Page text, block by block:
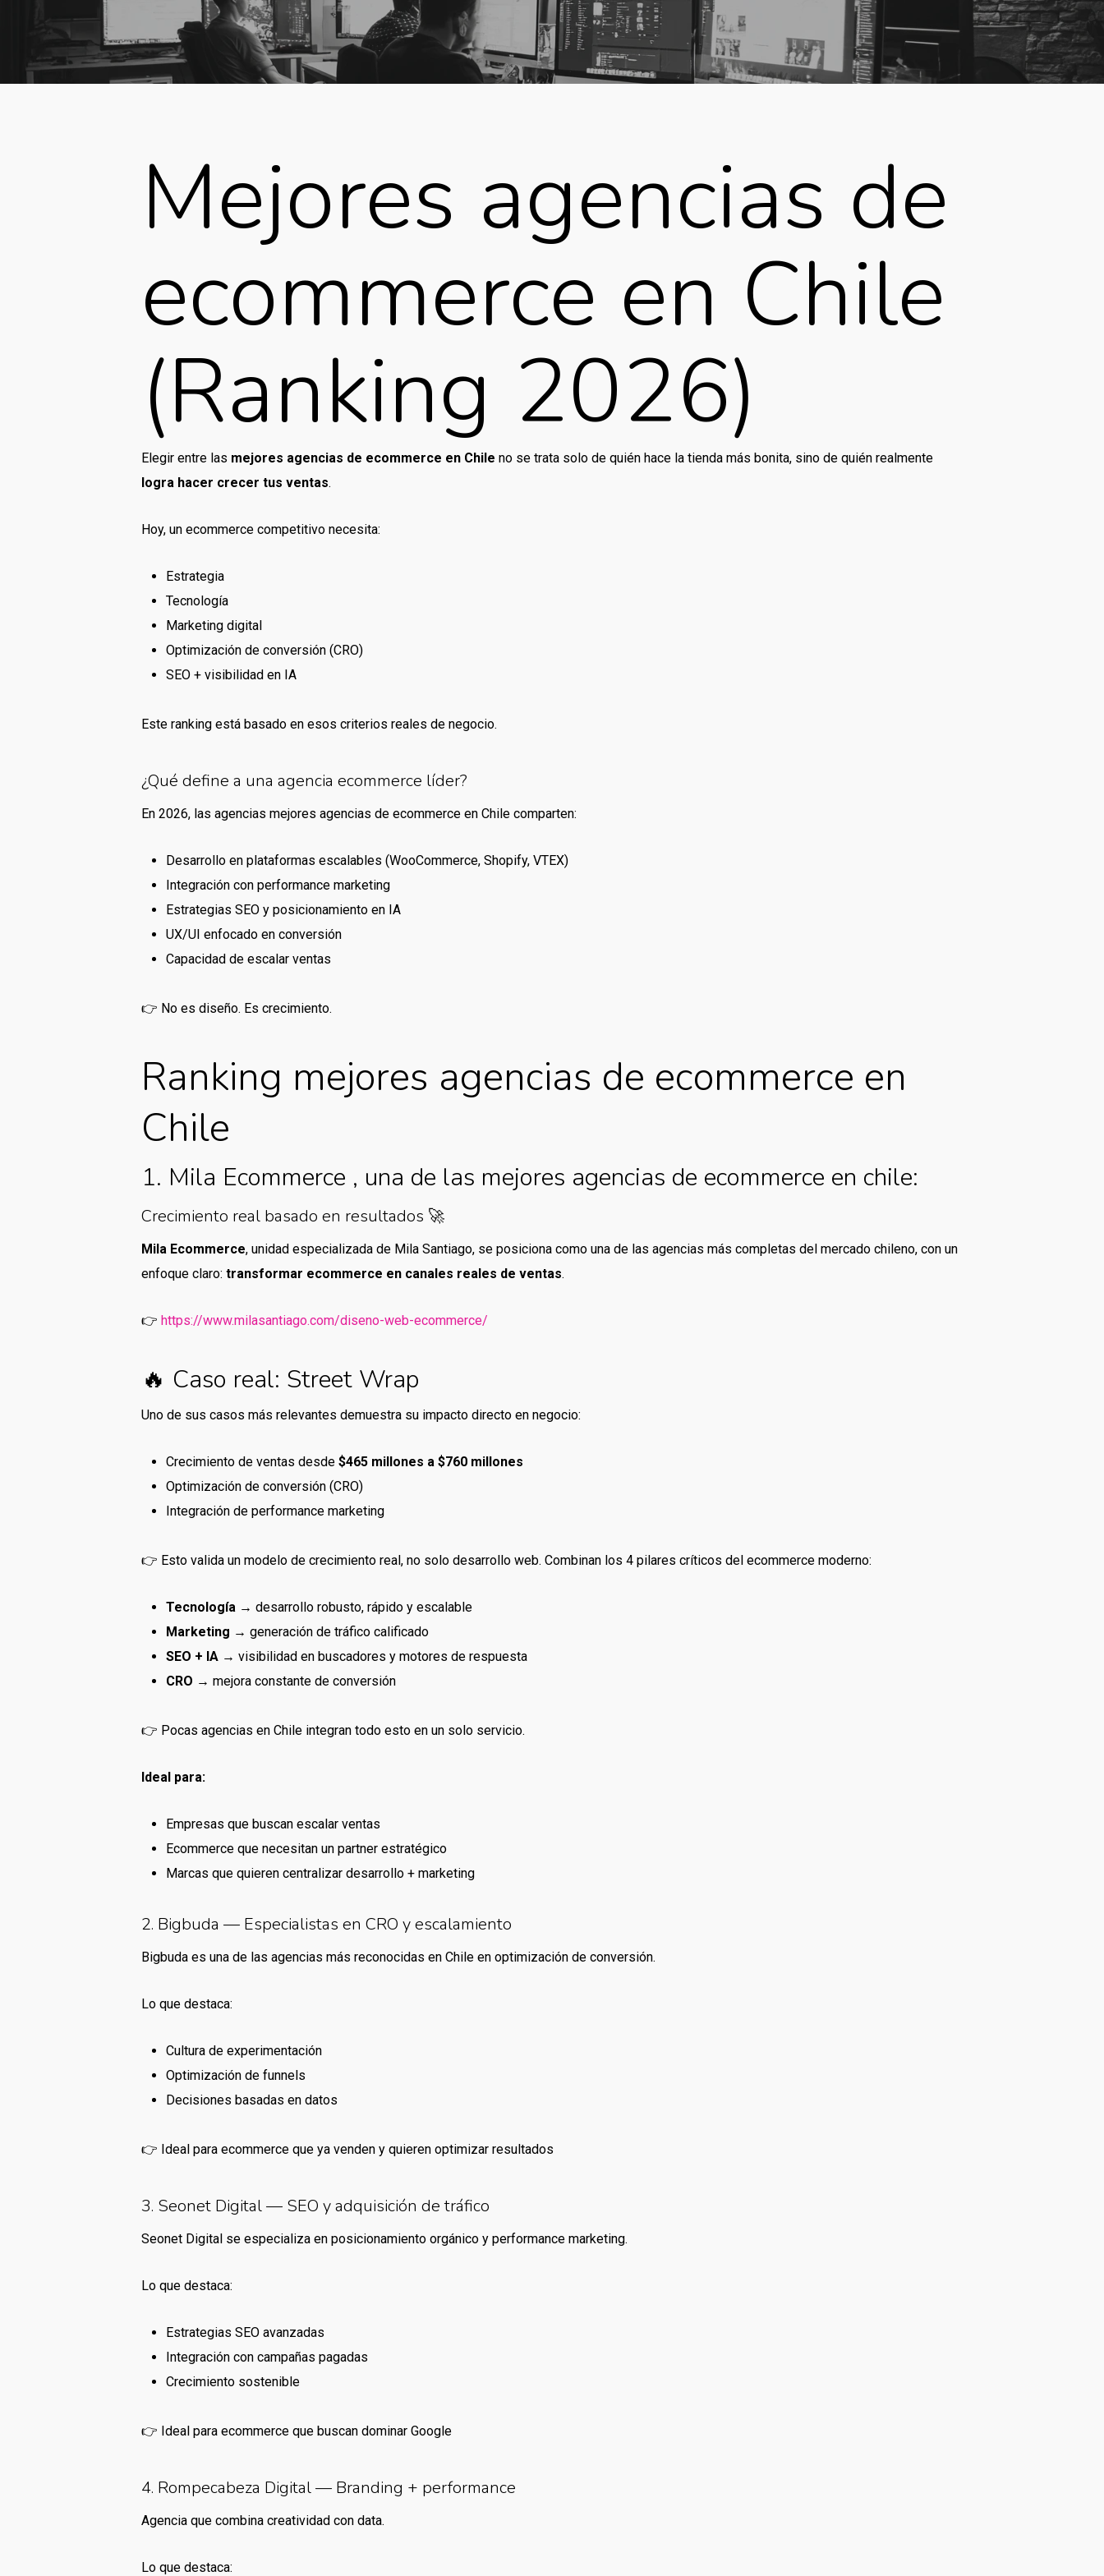
Mejores agencias de
ecommerce en Chile
(Ranking 2026)
Elegir entre las mejores agencias de ecommerce en Chile no se trata solo de quién hace la tienda más bonita, sino de quién realmente
logra hacer crecer tus ventas.
Hoy, un ecommerce competitivo necesita:
Estrategia
Tecnología
Marketing digital
Optimización de conversión (CRO)
SEO + visibilidad en IA
Este ranking está basado en esos criterios reales de negocio.
¿Qué define a una agencia ecommerce líder?
En 2026, las agencias mejores agencias de ecommerce en Chile comparten:
Desarrollo en plataformas escalables (WooCommerce, Shopify, VTEX)
Integración con performance marketing
Estrategias SEO y posicionamiento en IA
UX/UI enfocado en conversión
Capacidad de escalar ventas
👉 No es diseño. Es crecimiento.
Ranking mejores agencias de ecommerce en
Chile
1. Mila Ecommerce , una de las mejores agencias de ecommerce en chile:
Crecimiento real basado en resultados 🚀
Mila Ecommerce, unidad especializada de Mila Santiago, se posiciona como una de las agencias más completas del mercado chileno, con un
enfoque claro:transformar ecommerce en canales reales de ventas.
👉https://www.milasantiago.com/diseno-web-ecommerce/
🔥 Caso real: Street Wrap
Uno de sus casos más relevantes demuestra su impacto directo en negocio:
Crecimiento de ventas desde$465 millones a $760 millones
Optimización de conversión (CRO)
Integración de performance marketing
👉 Esto valida un modelo de crecimiento real, no solo desarrollo web. Combinan los 4 pilares críticos del ecommerce moderno:
Tecnología → desarrollo robusto, rápido y escalable
Marketing → generación de tráfico calificado
SEO + IA → visibilidad en buscadores y motores de respuesta
CRO → mejora constante de conversión
👉 Pocas agencias en Chile integran todo esto en un solo servicio.
Ideal para:
Empresas que buscan escalar ventas
Ecommerce que necesitan un partner estratégico
Marcas que quieren centralizar desarrollo + marketing
2. Bigbuda — Especialistas en CRO y escalamiento
Bigbuda es una de las agencias más reconocidas en Chile en optimización de conversión.
Lo que destaca:
Cultura de experimentación
Optimización de funnels
Decisiones basadas en datos
👉 Ideal para ecommerce que ya venden y quieren optimizar resultados
3. Seonet Digital — SEO y adquisición de tráfico
Seonet Digital se especializa en posicionamiento orgánico y performance marketing.
Lo que destaca:
Estrategias SEO avanzadas
Integración con campañas pagadas
Crecimiento sostenible
👉 Ideal para ecommerce que buscan dominar Google
4. Rompecabeza Digital — Branding + performance
Agencia que combina creatividad con data.
Lo que destaca: